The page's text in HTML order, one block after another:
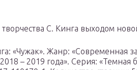
С. Кинга выходом
«Чужак». Жанр: «Современная
– 2019 года». Серия: «Темная